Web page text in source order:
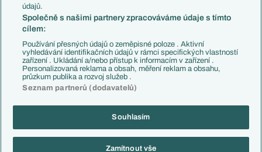
Chelsea FC
Manchester United
AC Milán
Juventus FC
Bayern Mnichov
FC Barcelona
Real Madrid
Copyright © 2001-2026 EuroFotbal.cz. Využíváme zpravodajství ČTK.
Informace o zpracování osobních údajů
údajů.
Společně s našimi partnery zpracováváme údaje s tímto
cílem:
Používání přesných údajů o zeměpisné poloze . Aktivní
vyhledávání identifikačních údajů v rámci specifických vlastností
zařízení . Ukládání a/nebo přístup k informacím v zařízení .
Personalizovaná reklama a obsah, měření reklam a obsahu,
průzkum publika a rozvoj služeb .
Seznam partnerů (dodavatelů)
Souhlasím
Zamítnout vše